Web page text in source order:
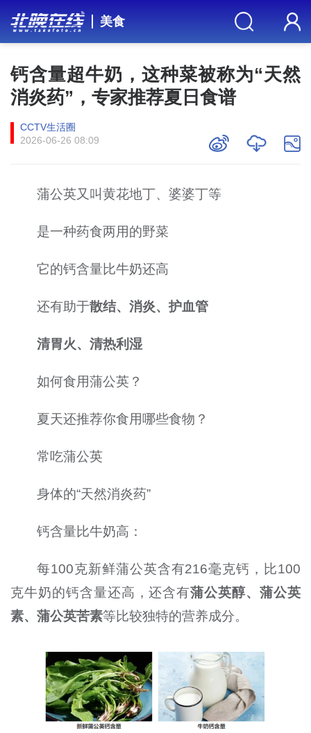
美食
钙含量超牛奶，这种菜被称为“天然
消炎药”，专家推荐夏日食谱
CCTV生活圈
2026-06-26 08:09
蒲公英又叫黄花地丁、婆婆丁等
是一种药食两用的野菜
它的钙含量比牛奶还高
还有助于散结、消炎、护血管
清胃火、清热利湿
如何食用蒲公英？
夏天还推荐你食用哪些食物？
常吃蒲公英
身体的“天然消炎药”
钙含量比牛奶高：
每100克新鲜蒲公英含有216毫克钙，比100
克牛奶的钙含量还高，还含有蒲公英醇、蒲公英
素、蒲公英苦素等比较独特的营养成分。